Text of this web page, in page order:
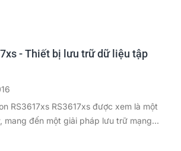
- Thiết bị lưu trữ dữ liệu tập
RS3617xs RS3617xs được xem là một
mang đến một giải pháp lưu trữ mạng...